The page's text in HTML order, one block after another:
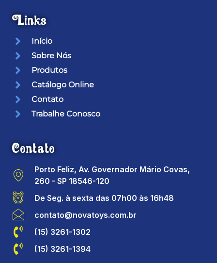
Links
Início
Sobre Nós
Produtos
Catálogo Online
Contato
Trabalhe Conosco
Contato
Porto Feliz, Av. Governador Mário Covas,
260 - SP 18546-120
De Seg. à sexta das 07h00 às 16h48
contato@novatoys.com.br
(15) 3261-1302
(15) 3261-1394